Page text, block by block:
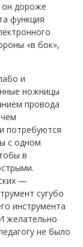
он дороже
функция
«в бок»,
и
ножницы
провода
потребуются
с одном
в
—
сугубо
инструмента
желательно
не было